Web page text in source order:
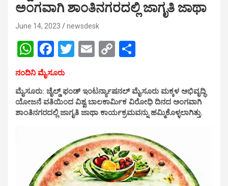
ಅಂಗವಾಗಿ ಶಾಂತಿನಗರದಲ್ಲಿ ಜಾಗೃತಿ ಜಾಥಾ
June 14, 2023 newsdesk
W
h
at
s
A
F
a
ce
b
o
k
T
er
E
C
Li
n
k
e
ನಂದಿನಿ ಮೈಸೂರು
ಮೈಸೂರು: ಚೈಲ್ಡ್ ಫಂಡ್ ಇಂಟರ್ನ್ಯಾಷನಲ್ ಮೈಸೂರು ಮಕ್ಕಳ ಅಭಿವೃದ್ಧಿ
ಯೋಜನೆ ವತಿಯಿಂದ ವಿಶ್ವ ಬಾಲಕಾರ್ಮಿಕ ವಿರೋಧಿ ದಿನದ ಅಂಗವಾಗಿ
ಶಾಂತಿನಗರದಲ್ಲಿ ಜಾಗೃತಿ ಜಾಥಾ ಕಾರ್ಯಕ್ರಮವನ್ನು ಹಮ್ಮಿಕೊಳ್ಳಲಾಗಿತ್ತು.